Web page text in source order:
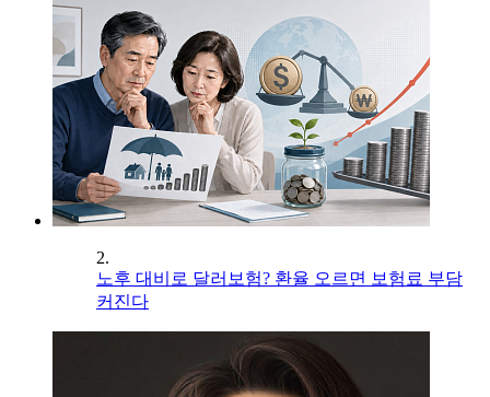
2.
노후 대비로 달러보험? 환율 오르면 보험료 부담
커진다